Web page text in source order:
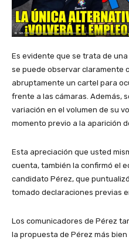
Es evidente que se trata de
se puede observar claramente
abruptamente un cartel para
frente a las cámaras. Además,
variación en el volumen de su
momento previo a la aparición
Esta apreciación que usted
cuenta, también la confirmó el
candidato Pérez, que
tomado declaraciones previas
Los comunicadores de Pérez
la propuesta de Pérez más